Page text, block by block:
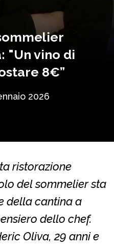
"Un vino di
8€”
2026
ristorazione
del sommelier sta
della cantina a
dello chef.
Oliva, 29 anni e